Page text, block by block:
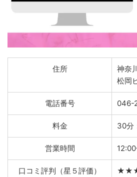
住所
神奈
松岡
電話番号 046-
料金 30分
営業時間
口コミ評判（星５評価）